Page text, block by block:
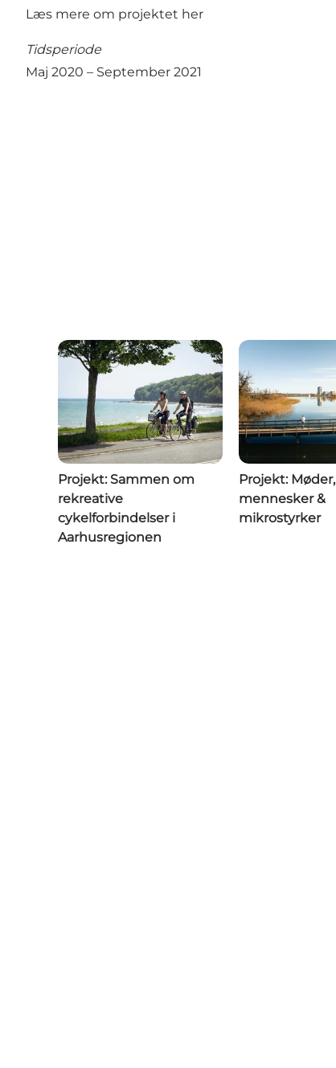
Læs mere om projektet her
Tidsperiode
Maj 2020 – September 2021
Projekt: Sammen om
rekreative
cykelforbindelser i
Aarhusregionen
Projekt: Møder,
mennesker &
mikrostyrker